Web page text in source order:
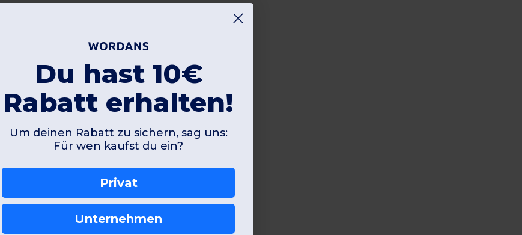
Du hast 10€
Rabatt erhalten!
Um deinen Rabatt zu sichern, sag uns:
Für wen kaufst du ein?
Privat
Unternehmen